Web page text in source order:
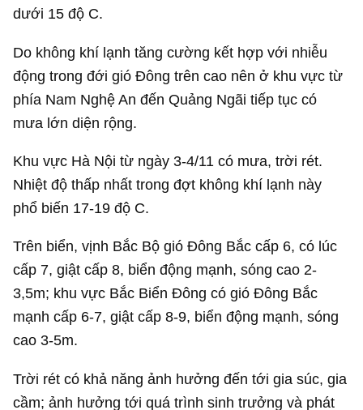
dưới 15 độ C.
Do không khí lạnh tăng cường kết hợp với nhiễu
động trong đới gió Đông trên cao nên ở khu vực từ
phía Nam Nghệ An đến Quảng Ngãi tiếp tục có
mưa lớn diện rộng.
Khu vực Hà Nội từ ngày 3-4/11 có mưa, trời rét.
Nhiệt độ thấp nhất trong đợt không khí lạnh này
phổ biến 17-19 độ C.
Trên biển, vịnh Bắc Bộ gió Đông Bắc cấp 6, có lúc
cấp 7, giật cấp 8, biển động mạnh, sóng cao 2-
3,5m; khu vực Bắc Biển Đông có gió Đông Bắc
mạnh cấp 6-7, giật cấp 8-9, biển động mạnh, sóng
cao 3-5m.
Trời rét có khả năng ảnh hưởng đến tới gia súc, gia
cầm; ảnh hưởng tới quá trình sinh trưởng và phát